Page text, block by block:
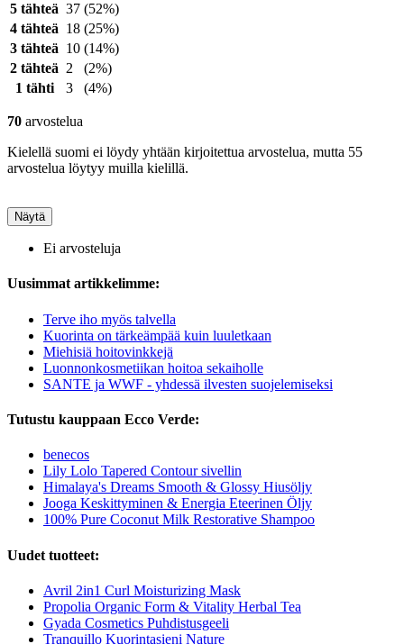
5 tähteä 37 (52%)
4 tähteä 18 (25%)
3 tähteä 10 (14%)
2 tähteä 2
(2%)
1 tähti
3 (4%)
70 arvostelua
Kielellä suomi ei löydy yhtään kirjoitettua arvostelua, mutta 55
arvostelua löytyy muilla kielillä.
Näytä
Ei arvosteluja
Uusimmat artikkelimme:
Terve iho myös talvella
Kuorinta on tärkeämpää kuin luuletkaan
Miehisiä hoitovinkkejä
Luonnonkosmetiikan hoitoa sekaiholle
SANTE ja WWF - yhdessä ilvesten suojelemiseksi
Tutustu kauppaan Ecco Verde:
benecos
Lily Lolo Tapered Contour sivellin
Himalaya's Dreams Smooth & Glossy Hiusöljy
Jooga Keskittyminen & Energia Eteerinen Öljy
100% Pure Coconut Milk Restorative Shampoo
Uudet tuotteet:
Avril 2in1 Curl Moisturizing Mask
Propolia Organic Form & Vitality Herbal Tea
Gyada Cosmetics Puhdistusgeeli
Tranquillo Kuorintasieni Nature